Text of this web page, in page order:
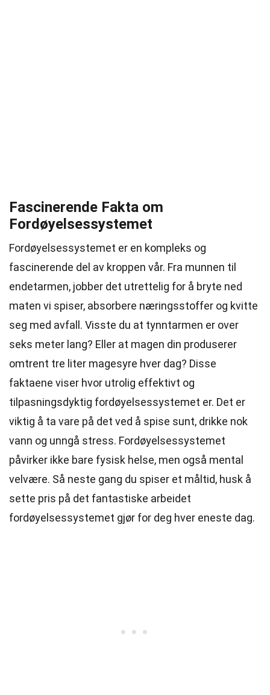
Fascinerende Fakta om
Fordøyelsessystemet
Fordøyelsessystemet er en kompleks og
fascinerende del av kroppen vår. Fra munnen til
endetarmen, jobber det utrettelig for å bryte ned
maten vi spiser, absorbere næringsstoffer og kvitte
seg med avfall. Visste du at tynntarmen er over
seks meter lang? Eller at magen din produserer
omtrent tre liter magesyre hver dag? Disse
faktaene viser hvor utrolig effektivt og
tilpasningsdyktig fordøyelsessystemet er. Det er
viktig å ta vare på det ved å spise sunt, drikke nok
vann og unngå stress. Fordøyelsessystemet
påvirker ikke bare fysisk helse, men også mental
velvære. Så neste gang du spiser et måltid, husk å
sette pris på det fantastiske arbeidet
fordøyelsessystemet gjør for deg hver eneste dag.